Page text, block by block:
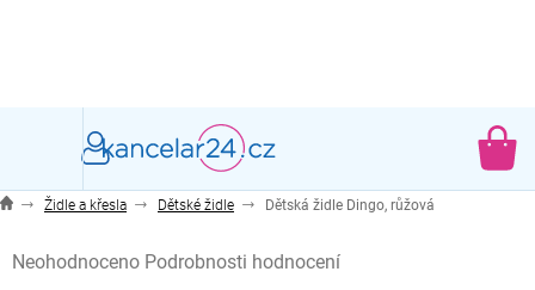
Židle a křesla Dětské židle Dětská židle Dingo, růžová
hodnocení
Neohodnoceno Podrobnosti hodnocení